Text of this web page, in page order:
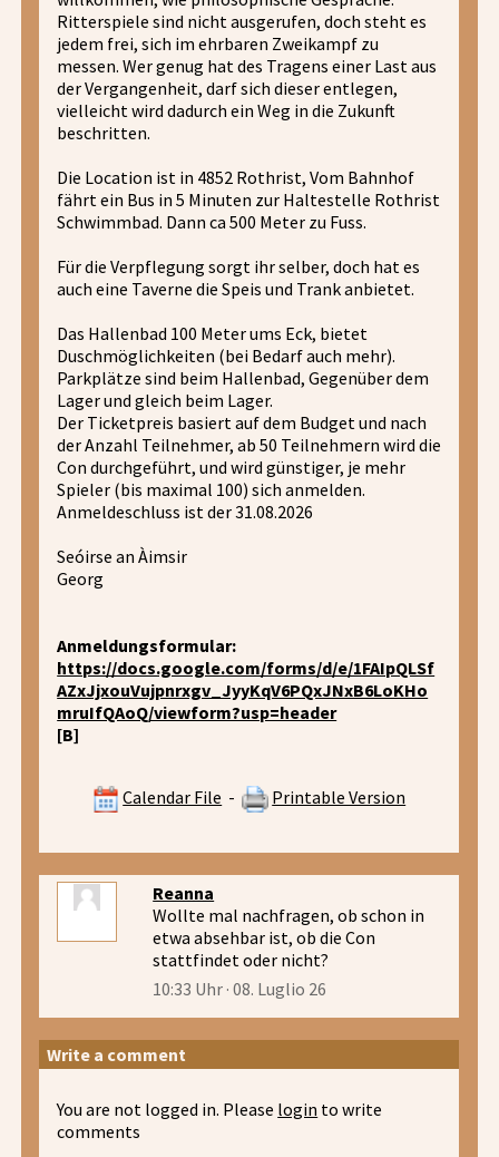
Ritterspiele sind nicht ausgerufen, doch steht es
jedem frei, sich im ehrbaren Zweikampf zu
messen. Wer genug hat des Tragens einer Last aus
der Vergangenheit, darf sich dieser entlegen,
vielleicht wird dadurch ein Weg in die Zukunft
beschritten.
Die Location ist in 4852 Rothrist, Vom Bahnhof
fährt ein Bus in 5 Minuten zur Haltestelle Rothrist
Schwimmbad. Dann ca 500 Meter zu Fuss.
Für die Verpflegung sorgt ihr selber, doch hat es
auch eine Taverne die Speis und Trank anbietet.
Das Hallenbad 100 Meter ums Eck, bietet
Duschmöglichkeiten (bei Bedarf auch mehr).
Parkplätze sind beim Hallenbad, Gegenüber dem
Lager und gleich beim Lager.
Der Ticketpreis basiert auf dem Budget und nach
der Anzahl Teilnehmer, ab 50 Teilnehmern wird die
Con durchgeführt, und wird günstiger, je mehr
Spieler (bis maximal 100) sich anmelden.
Anmeldeschluss ist der 31.08.2026
Seóirse an Àimsir
Georg
Anmeldungsformular:
https://docs.google.com/forms/d/e/1FAIpQLSf
AZxJjxouVujpnrxgv_JyyKqV6PQxJNxB6LoKHo
mruIfQAoQ/viewform?usp=header
[B]
Calendar File - Printable Version
Reanna
Wollte mal nachfragen, ob schon in
etwa absehbar ist, ob die Con
stattfindet oder nicht?
10:33 Uhr · 08. Luglio 26
Write a comment
You are not logged in. Please login to write
comments